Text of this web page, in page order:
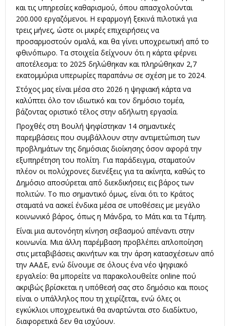
και τις υπηρεσίες καθαρισμού, όπου απασχολούνται
200.000 εργαζόμενοι. Η εφαρμογή ξεκινά πιλοτικά για
τρεις μήνες, ώστε οι μικρές επιχειρήσεις να
προσαρμοστούν ομαλά, και θα γίνει υποχρεωτική από το
φθινόπωρο. Τα στοιχεία δείχνουν ότι η κάρτα φέρνει
αποτέλεσμα: το 2025 δηλώθηκαν και πληρώθηκαν 2,7
εκατομμύρια υπερωρίες παραπάνω σε σχέση με το 2024.
Στόχος μας είναι μέσα στο 2026 η ψηφιακή κάρτα να
καλύπτει όλο τον ιδιωτικό και τον δημόσιο τομέα,
βάζοντας οριστικό τέλος στην αδήλωτη εργασία.
Προχθές στη Βουλή ψηφίστηκαν 14 σημαντικές
παρεμβάσεις που συμβάλλουν στην αντιμετώπιση των
προβλημάτων της δημόσιας διοίκησης όσον αφορά την
εξυπηρέτηση του πολίτη. Για παράδειγμα, σταματούν
πλέον οι πολύχρονες διενέξεις για τα ακίνητα, καθώς το
Δημόσιο αποσύρεται από διεκδικήσεις εις βάρος των
πολιτών. Το πιο σημαντικό όμως, είναι ότι το Κράτος
σταματά να ασκεί ένδικα μέσα σε υποθέσεις με μεγάλο
κοινωνικό βάρος, όπως η Μάνδρα, το Μάτι και τα Τέμπη.
Είναι μια αυτονόητη κίνηση σεβασμού απέναντι στην
κοινωνία. Μια άλλη παρέμβαση προβλέπει απλοποίηση
στις μεταβιβάσεις ακινήτων και την άρση κατασχέσεων από
την ΑΑΔΕ, ενώ δίνουμε σε όλους ένα νέο ψηφιακό
εργαλείο: θα μπορείτε να παρακολουθείτε online πού
ακριβώς βρίσκεται η υπόθεσή σας στο δημόσιο και ποιος
είναι ο υπάλληλος που τη χειρίζεται, ενώ όλες οι
εγκύκλιοι υποχρεωτικά θα αναρτώνται στο διαδίκτυο,
διαφορετικά δεν θα ισχύουν.